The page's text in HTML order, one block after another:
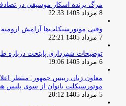
مرگ برنده اسکار موسیقی در
8 مرداد 1405 22:33
وقتی موتورسیکلت‌ها آرامش ارومیه
7 مرداد 1405 22:21
توضیحات شهرداری پایتخت درباره
6 مرداد 1405 19:06
معاون زنان رییس جمهور: منتظر
موتورسیکلت بانوان از سوی پلیس
5 مرداد 1405 20:12